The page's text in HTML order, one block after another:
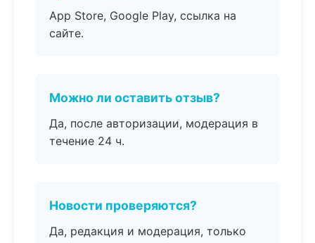
App Store, Google Play, ссылка на
сайте.
Можно ли оставить отзыв?
Да, после авторизации, модерация в
течение 24 ч.
Новости проверяются?
Да, редакция и модерация, только